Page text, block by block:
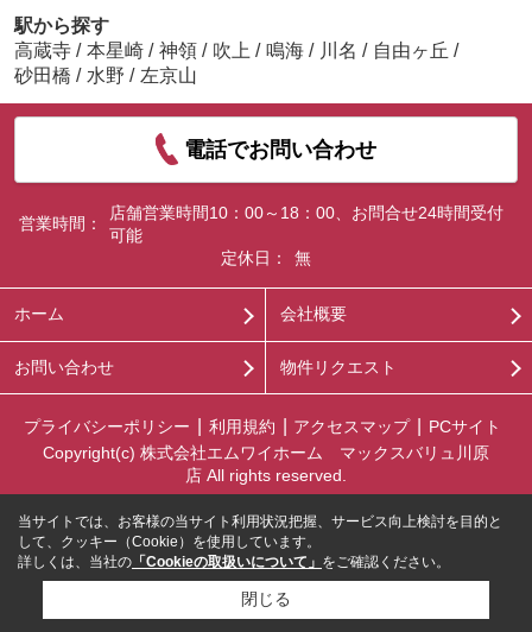
駅から探す
高蔵寺 / 本星崎 / 神領 / 吹上 / 鳴海 / 川名 / 自由ヶ丘 /
砂田橋 / 水野 / 左京山
電話でお問い合わせ
営業時間：
店舗営業時間10：00～18：00、お問合せ24時間受付
可能
定休日：
無
ホーム 会社概要
お問い合わせ 物件リクエスト
プライバシーポリシー 利用規約 アクセスマップ
PCサイト
Copyright(c) 株式会社エムワイホーム マックスバリュ川原
店 All rights reserved.
当サイトでは、お客様の当サイト利用状況把握、サービス向上検討を目的と
して、クッキー（Cookie）を使用しています。
詳しくは、当社の 「Cookieの取扱いについて」 をご確認ください。
閉じる